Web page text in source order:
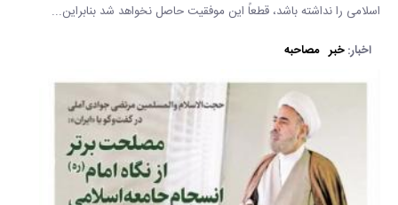
اسلامی را نداشته باشد، قطعاً این موفقیت حاصل نخواهد شد بنابراین...
اخبار:خبر مصاحبه